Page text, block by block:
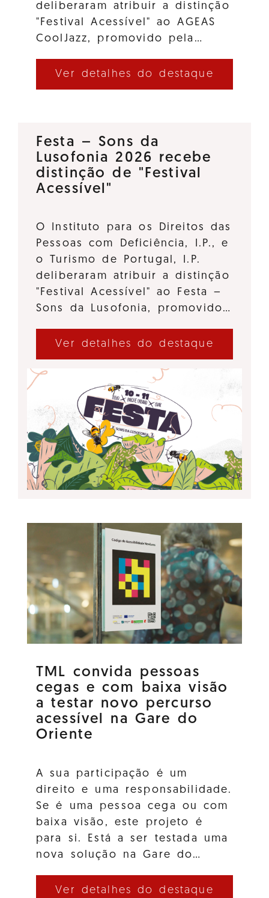
deliberaram atribuir a distinção
"Festival Acessível" ao AGEAS
CoolJazz, promovido pela…
Ver detalhes do destaque
Festa – Sons da
Lusofonia 2026 recebe
distinção de "Festival
Acessível"
O Instituto para os Direitos das
Pessoas com Deficiência, I.P., e
o Turismo de Portugal, I.P.
deliberaram atribuir a distinção
"Festival Acessível" ao Festa –
Sons da Lusofonia, promovido…
Ver detalhes do destaque
TML convida pessoas
cegas e com baixa visão
a testar novo percurso
acessível na Gare do
Oriente
A sua participação é um
direito e uma responsabilidade.
Se é uma pessoa cega ou com
baixa visão, este projeto é
para si. Está a ser testada uma
nova solução na Gare do…
Ver detalhes do destaque